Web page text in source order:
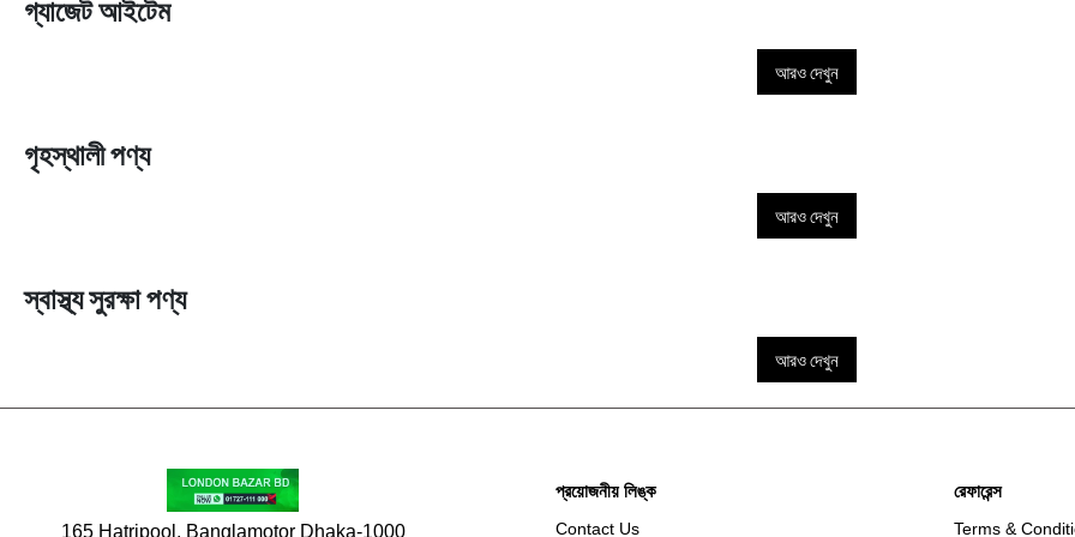
গ্যাজেট আইটেম
আরও দেখুন
গৃহস্থালী পণ্য
আরও দেখুন
স্বাস্থ্য সুরক্ষা পণ্য
আরও দেখুন
165 Hatripool, Banglamotor Dhaka-1000
প্রয়োজনীয় লিঙ্ক
Contact Us
রেফারেন্স
Terms &